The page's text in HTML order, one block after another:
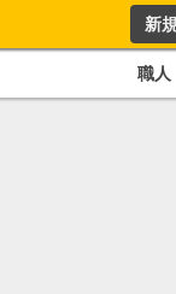
新
職人